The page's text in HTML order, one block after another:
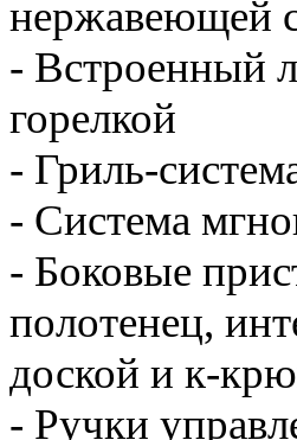
нержавеющей
- Встроенный
горелкой
- Гриль-
- Система
- Боковые
полотенец,
доской и к-
- Ручки